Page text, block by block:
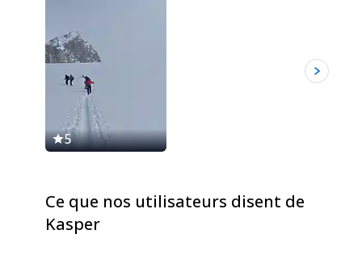
5
Ce que nos utilisateurs disent de
Kasper